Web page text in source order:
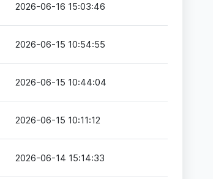
2026-06-16 15:03:46
2026-06-15 10:54:55
2026-06-15 10:44:04
2026-06-15 10:11:12
2026-06-14 15:14:33